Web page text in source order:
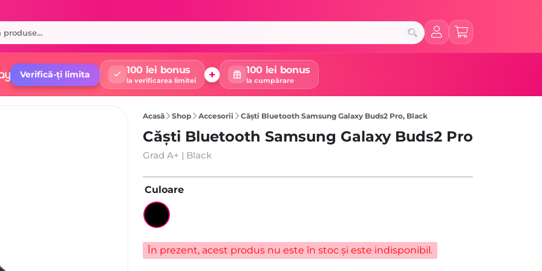
Verifică-ți limita 100 lei bonus
la verificarea limitei + 100 lei bonus
la cumpărare
Acasă Shop Accesorii Căști Bluetooth Samsung Galaxy Buds2 Pro, Black
Căști Bluetooth Samsung Galaxy Buds2 Pro
Grad A+ | Black
Culoare
În prezent, acest produs nu este în stoc și este indisponibil.